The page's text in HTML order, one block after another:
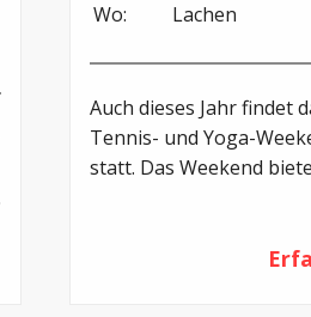
Wo:
Lachen
Auch dieses Jahr findet
Tennis- und Yoga-
statt. Das Weekend
Interessierten die